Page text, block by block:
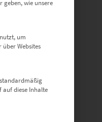
geben, wie unsere
um
über Websites
auf diese Inhalte